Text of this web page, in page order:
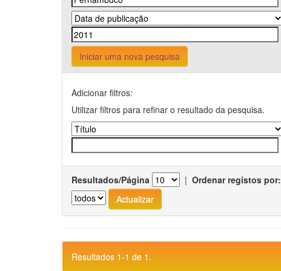
Iniciar uma nova pesquisa
Adicionar filtros:
Utilizar filtros para refinar o resultado da pesquisa.
Resultados/Página | Ordenar registos por:
Resultados 1-1 de 1.